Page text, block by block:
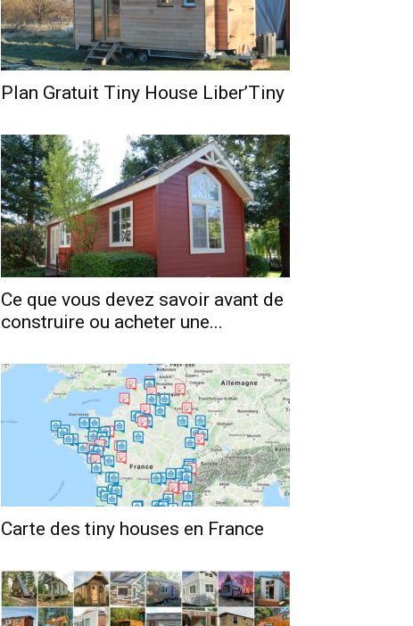
Plan Gratuit Tiny House Liber’Tiny
Ce que vous devez savoir avant de
construire ou acheter une...
Carte des tiny houses en France